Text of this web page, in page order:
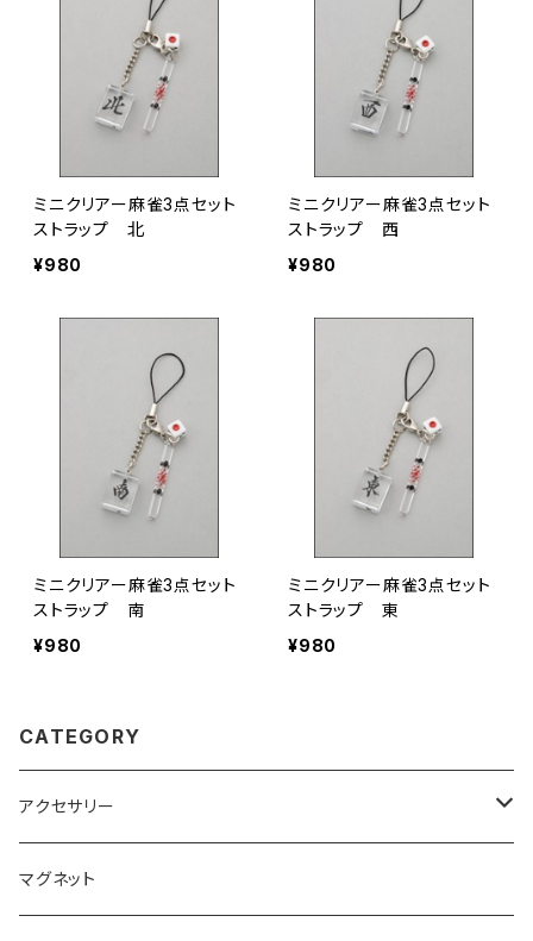
ミニクリアー麻雀3点セット
ストラップ 北
¥980
ミニクリアー麻雀3点セット
ストラップ 西
¥980
ミニクリアー麻雀3点セット
ストラップ 南
¥980
ミニクリアー麻雀3点セット
ストラップ 東
¥980
CATEGORY
アクセサリー
キーホルダー
マグネット